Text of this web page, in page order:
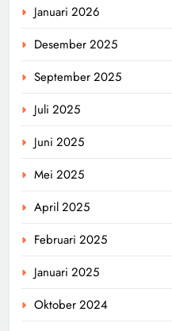
Januari 2026
Desember 2025
September 2025
Juli 2025
Juni 2025
Mei 2025
April 2025
Februari 2025
Januari 2025
Oktober 2024